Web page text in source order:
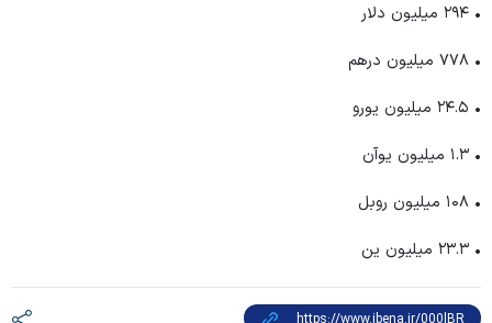
• ۲۹۴ میلیون دلار
• ۷۷۸ میلیون درهم
• ۲۴.۵ میلیون یورو
• ۱.۳ میلیون یوآن
• ۱۰۸ میلیون روبل
• ۲۳.۳ میلیون ین